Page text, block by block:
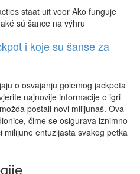
staat uit voor Ako funguje
sú šance na výhru
i koje su šanse za
o osvajanju golemog jackpota
najnovije informacije o igri
postali novi milijunaš. Ova
čime se osigurava iznimno
entuzijasta svakog petka